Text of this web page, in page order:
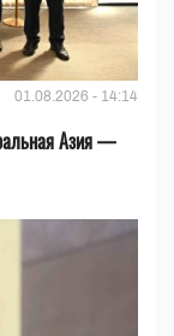
01.08.2026 - 14:14
Азия —